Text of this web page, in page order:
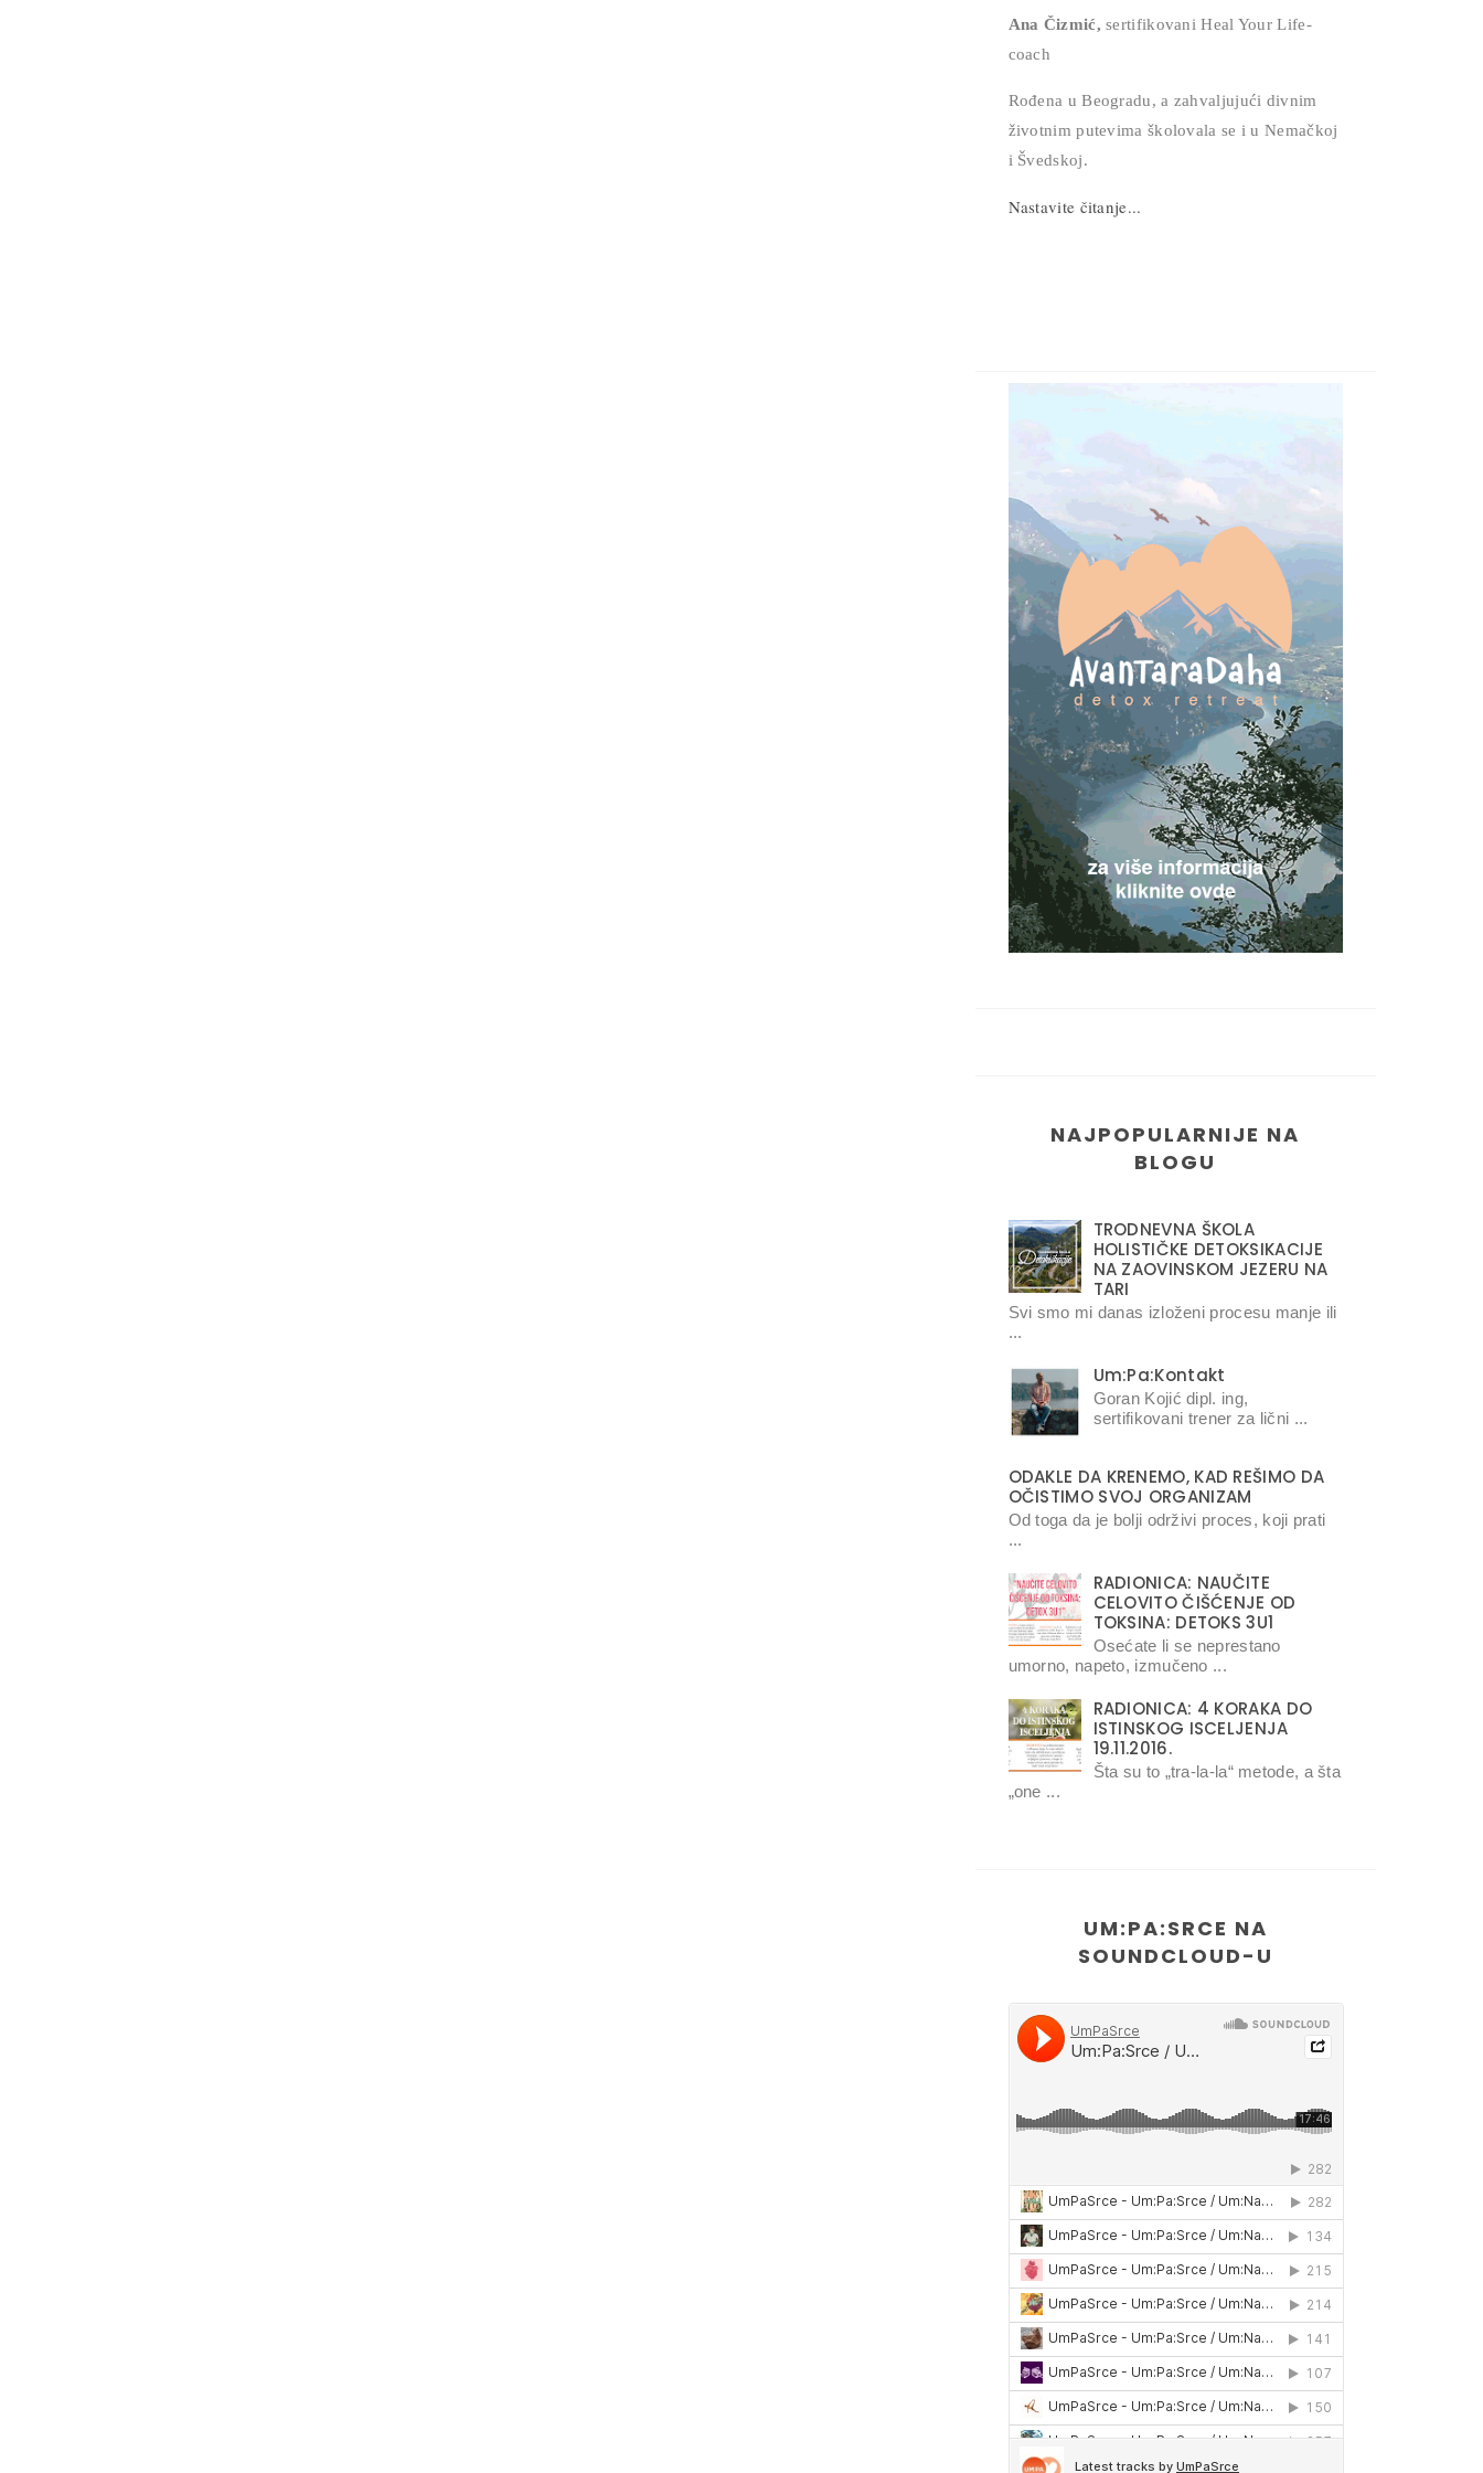
Ana Čizmić,sertifikovani Heal Your Life-
coach
Rođena u Beogradu, a zahvaljujući divnim
životnim putevima školovala se i u Nemačkoj
i Švedskoj.
Nastavite čitanje...
NAJPOPULARNIJE NA
BLOGU
TRODNEVNA ŠKOLA
HOLISTIČKE DETOKSIKACIJE
NA ZAOVINSKOM JEZERU NA
TARI
Svi smo mi danas izloženi procesu manje ili
...
Um:Pa:Kontakt
Goran Kojić dipl. ing,
sertifikovani trener za lični ...
ODAKLE DA KRENEMO, KAD REŠIMO DA
OČISTIMO SVOJ ORGANIZAM
Od toga da je bolji održivi proces, koji prati
...
RADIONICA: NAUČITE
CELOVITO ČIŠĆENJE OD
TOKSINA: DETOKS 3U1
Osećate li se neprestano
umorno, napeto, izmučeno ...
RADIONICA: 4 KORAKA DO
ISTINSKOG ISCELJENJA
19.11.2016.
Šta su to „tra-la-la“ metode, a šta
„one ...
UM:PA:SRCE NA
SOUNDCLOUD-U